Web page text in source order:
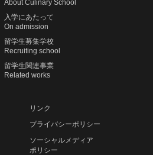
About Culinary School
入学にあたって
On admission
留学生募集学校
Recruiting school
留学生関連事業
Related works
リンク
プライバシーポリシー
ソーシャルメディア
ポリシー